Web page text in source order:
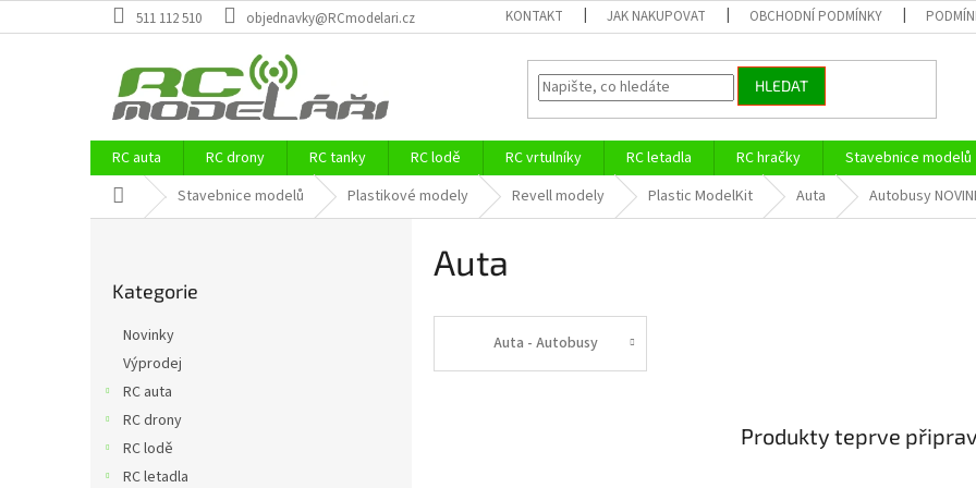
na
511 112 510 objednavky@RCmodelari.cz KONTAKT JAK NAKUPOVAT OBCHODNÍ PODMÍNKY
HLEDAT
RC auta RC drony RC tanky RC lodě RC vrtulníky RC letadla RC hračky Stavebnice modelů
Domů Stavebnice modelů Plastikové modely Revell modely Plastic ModelKit Auta Autobusy
kategorie
Kategorie
Novinky
Výprodej
RC auta
RC drony
RC lodě
RC letadla
Auta
Auta - Autobusy
Produkty teprve